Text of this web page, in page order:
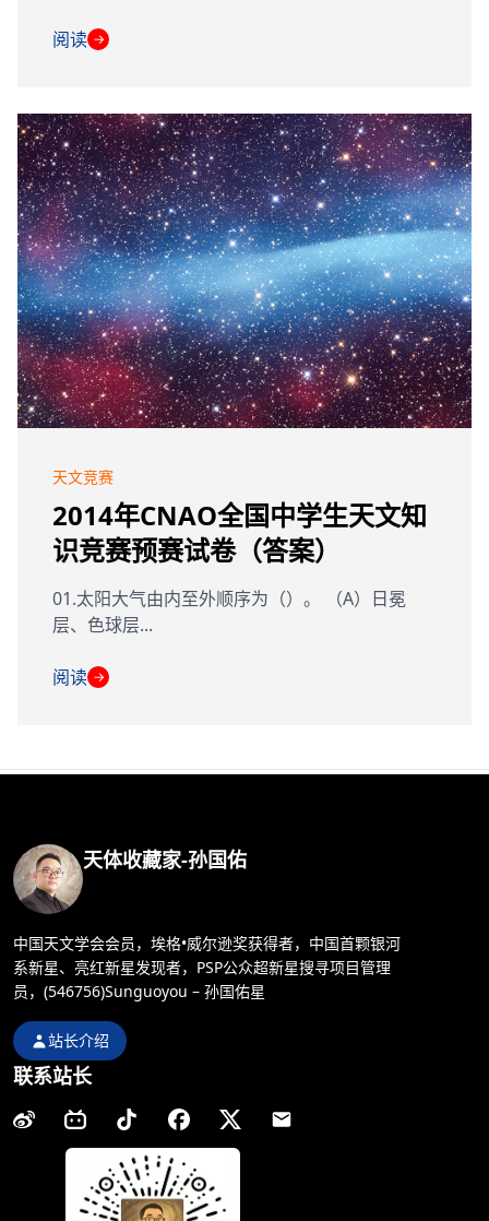
阅读 →
天文竞赛
2014年CNAO全国中学生天文知
识竞赛预赛试卷（答案）
01.太阳大气由内至外顺序为（）。 （A）日冕
层、色球层...
阅读 →
天体收藏家-孙国佑
中国天文学会会员，埃格•威尔逊奖获得者，中国首颗银河
系新星、亮红新星发现者，PSP公众超新星搜寻项目管理
员，(546756)Sunguoyou – 孙国佑星
站长介绍
联系站长